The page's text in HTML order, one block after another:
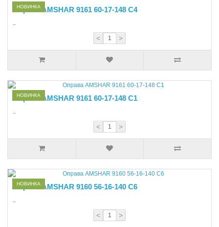
НОВИНКА
Оправа AMSHAR 9161 60-17-148 С4
..
< >
НОВИНКА
Оправа AMSHAR 9161 60-17-148 С1
..
< >
НОВИНКА
Оправа AMSHAR 9160 56-16-140 C6
..
< >